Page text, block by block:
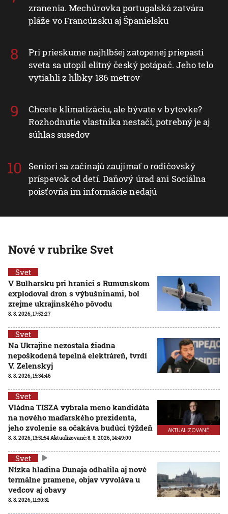
zranenia. Mechúrovka portugalská zatvára
pláže vo Francúzsku aj Španielsku
Pri prieskume najhlbšej zatopenej priepasti
sveta sa utopil elitný český potápač. Jeho telo
vytiahli z hĺbky 186 metrov
Chcete klimatizáciu, ale bývate v bytovke?
Rozhodnutie vlastníka nestačí, potrebný je aj
súhlas susedov
Seniori sa začínajú zaujímať o rodičovský
príspevok od detí. Daňový úrad ani Sociálna
poisťovňa im informácie nedajú
Nové v rubrike Svet
Svet
V Bulharsku pri hranici s Rumunskom
explodoval dron s výbušninami, bol
zrejme ukrajinského pôvodu
8. 8. 2026, 17:52:27
Svet
Na Ukrajine nezostala žiadna
nepoškodená tepelná elektráreň, tvrdí
V. Zelenskyj
8. 8. 2026, 15:34:46
AKTUALIZOVANÉ
Svet
Vládna TISZA vybrala meno kandidáta
na nového maďarského prezidenta,
jeho zvolenie sa očakáva budúci týždeň
8. 8. 2026, 13:51:54 Aktualizované:8. 8. 2026, 14:49:00
Svet
Nízka hladina Dunaja odhalila aj nové
termálne pramene, objav vyvoláva u
vedcov aj obavy
8. 8. 2026, 11:30:31